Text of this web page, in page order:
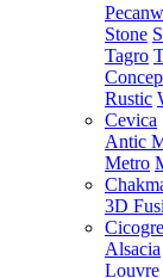
Stone
Tagro
Rustic
Cevica
Antic
Metro
3D
Alsacia
Louvre